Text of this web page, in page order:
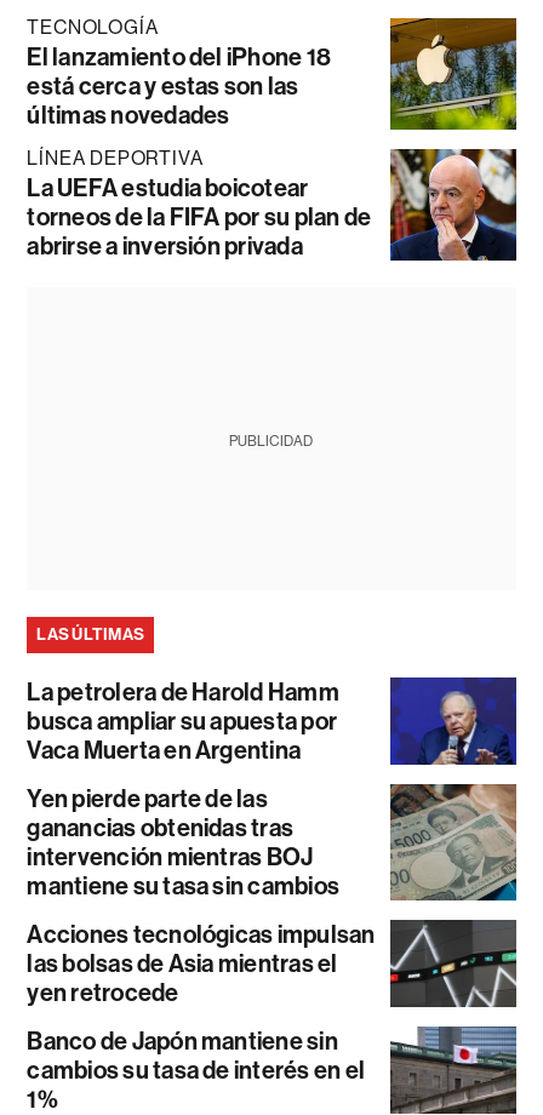
TECNOLOGÍA
El lanzamiento del iPhone 18
está cerca y estas son las
últimas novedades
LÍNEA DEPORTIVA
La UEFA estudia boicotear
torneos de la FIFA por su plan de
abrirse a inversión privada
PUBLICIDAD
LAS ÚLTIMAS
La petrolera de Harold Hamm
busca ampliar su apuesta por
Vaca Muerta en Argentina
Yen pierde parte de las
ganancias obtenidas tras
intervención mientras BOJ
mantiene su tasa sin cambios
Acciones tecnológicas impulsan
las bolsas de Asia mientras el
yen retrocede
Banco de Japón mantiene sin
cambios su tasa de interés en el
1%